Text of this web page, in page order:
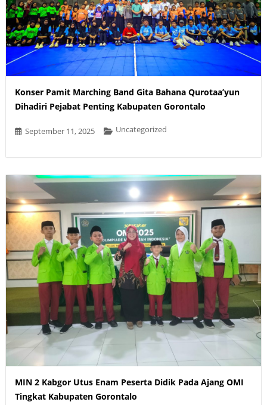
Konser Pamit Marching Band Gita Bahana Qurotaa’yun
Dihadiri Pejabat Penting Kabupaten Gorontalo
September 11, 2025 Uncategorized
MIN 2 Kabgor Utus Enam Peserta Didik Pada Ajang OMI
Tingkat Kabupaten Gorontalo